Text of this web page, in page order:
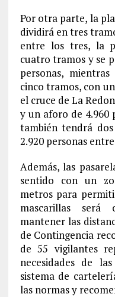
Por otra parte, la
dividirá en tres
entre los tres, la
cuatro tramos y se
personas,
cinco tramos, con
el cruce de La
y un aforo de 4.960
también tendrá
2.920 personas
Además, las
sentido con un
metros para
mascarillas
mantener las
de Contingencia
de 55 vigilantes
necesidades de
sistema de
las normas y